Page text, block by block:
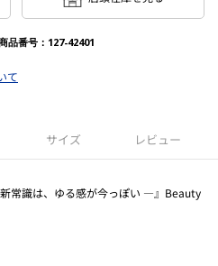
品番号： 127-42401
て
サイズ レビュー
常識は、ゆる感が今っぽい ―』Beauty